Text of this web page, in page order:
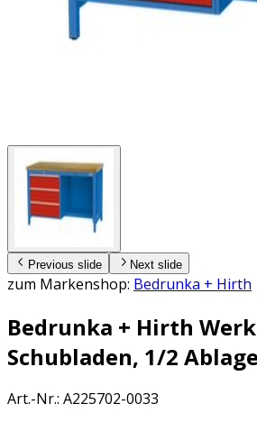
Previous slide Next slide
zum Markenshop: Bedrunka + Hirth
Bedrunka + Hirth
Schubladen, 1/2
Art.-Nr.: A225702-0033